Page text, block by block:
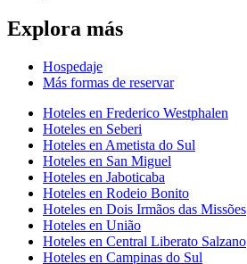
Explora más
Hospedaje
Más formas de reservar
Hoteles en Frederico Westphalen
Hoteles en Seberi
Hoteles en Ametista do Sul
Hoteles en San Miguel
Hoteles en Jaboticaba
Hoteles en Rodeio Bonito
Hoteles en Dois Irmãos das Missões
Hoteles en União
Hoteles en Central Liberato Salzano
Hoteles en Campinas do Sul